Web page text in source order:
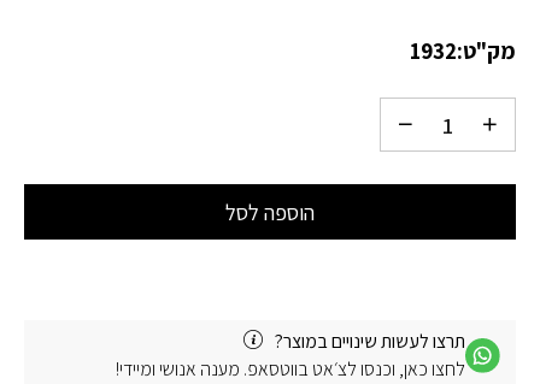
מק"ט:1932
הוספה לסל
תרצו לעשות שינויים במוצר?
לחצו כאן, וכנסו לצ׳אט בווטסאפ. מענה אנושי ומיידי!